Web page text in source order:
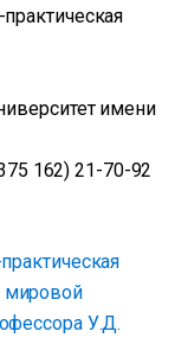
имени
162) 21-70-92
мировой
У.Д.